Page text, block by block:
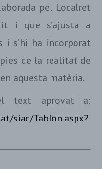
pel Localret
i que s’ajusta a
i s’hi ha incorporat
de la realitat de
aquesta matèria.
text aprovat a:
siac/Tablon.aspx?